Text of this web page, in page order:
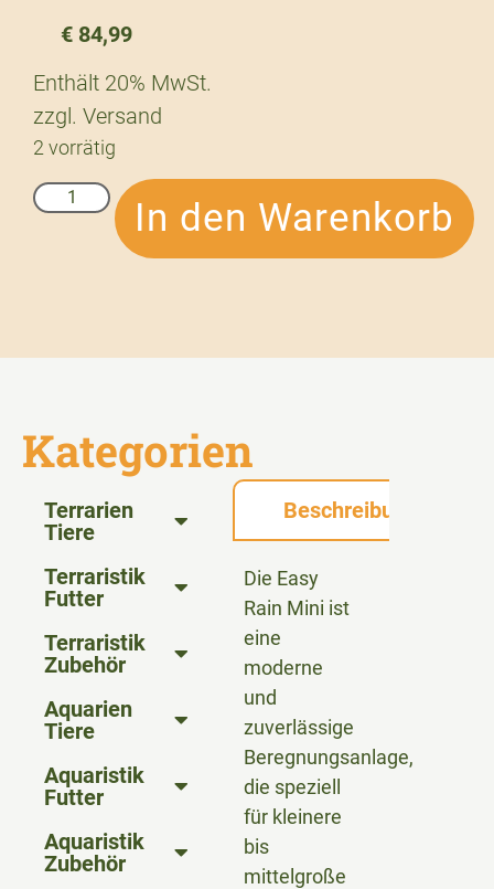
€ 84,99
Enthält 20% MwSt.
zzgl. Versand
2 vorrätig
In den Warenkorb
Kategorien
Terrarien
Tiere
Terraristik
Futter
Terraristik
Zubehör
Aquarien
Tiere
Aquaristik
Futter
Aquaristik
Zubehör
Beschreibung
Die Easy
Rain Mini ist
eine
moderne
und
zuverlässige
Beregnungsanlage,
die speziell
für kleinere
bis
mittelgroße